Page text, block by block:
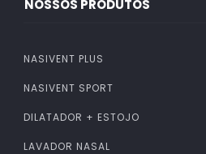
NOSSOS PRODUTOS
NASIVENT PLUS
NASIVENT SPORT
DILATADOR + ESTOJO
LAVADOR NASAL